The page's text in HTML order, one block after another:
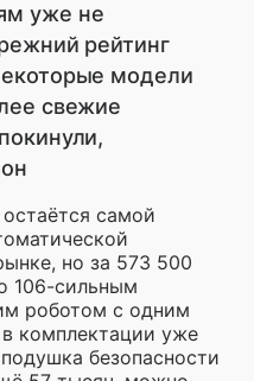
уже не
рейтинг
модели
свежие
самой
но за 573 500
106-сильным
роботом с одним
комплектации уже
безопасности